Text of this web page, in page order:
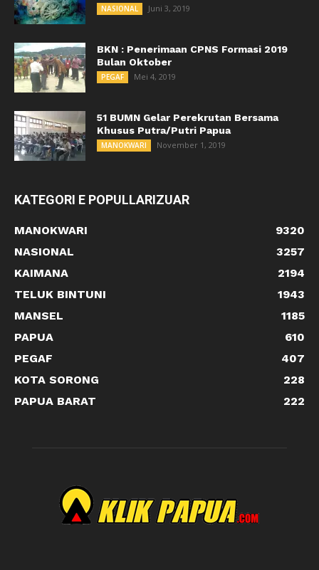
NASIONAL Juni 3, 2019
BKN : Penerimaan CPNS Formasi 2019
Bulan Oktober
PEGAF Mei 4, 2019
51 BUMN Gelar Perekrutan Bersama
Khusus Putra/Putri Papua
MANOKWARI November 1, 2019
KATEGORI E POPULLARIZUAR
MANOKWARI
9320
NASIONAL
3257
KAIMANA
2194
TELUK BINTUNI
1943
MANSEL
1185
PAPUA
610
PEGAF
407
KOTA SORONG
228
PAPUA BARAT
222